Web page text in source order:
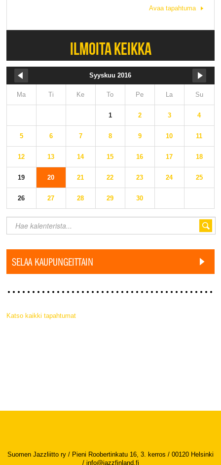
Avaa tapahtuma
ILMOITA KEIKKA
Syyskuu 2016
Ma Ti Ke To Pe La Su
1 2 3 4
5 6 7 8 9 10 11
12 13 14 15 16 17 18
19 20 21 22 23 24 25
26 27 28 29 30
SELAA KAUPUNGEITTAIN
Katso kaikki tapahtumat
Suomen Jazzliitto ry / Pieni Roobertinkatu 16, 3. kerros / 00120 Helsinki
/ info@jazzfinland.fi